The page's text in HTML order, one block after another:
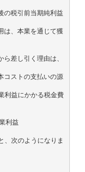
の税引前当期純利益
は、本業を通じて獲
差し引く理由は、
コストの支払いの源
利益にかかる税金費
利益
、次のようになりま